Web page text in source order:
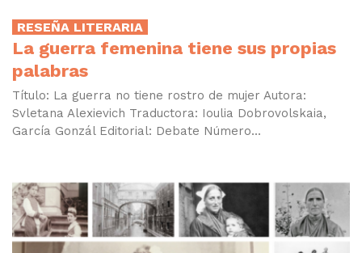
RESEÑA LITERARIA
La guerra femenina tiene sus propias
palabras
Título: La guerra no tiene rostro de mujer Autora:
Svletana Alexievich Traductora: Ioulia Dobrovolskaia,
García Gonzál Editorial: Debate Número...